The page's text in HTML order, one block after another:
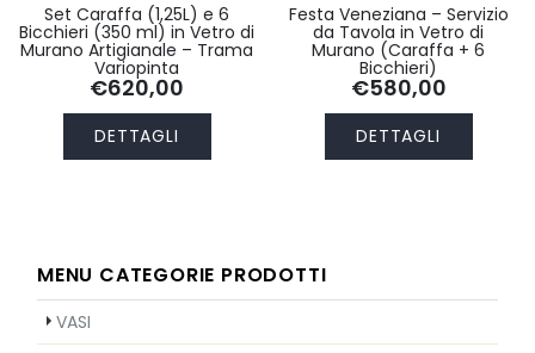
Set Caraffa (1,25L) e 6
Bicchieri (350 ml) in Vetro di
Murano Artigianale – Trama
Variopinta
€620,00
DETTAGLI
Festa Veneziana – Servizio
da Tavola in Vetro di
Murano (Caraffa + 6
Bicchieri)
€580,00
DETTAGLI
MENU CATEGORIE PRODOTTI
VASI